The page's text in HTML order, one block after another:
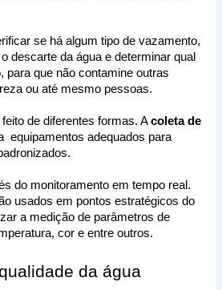
se há algum tipo de vazamento,
descarte da água e determinar qual
para que não contamine outras
ou até mesmo pessoas.
de diferentes formas. A coleta de
equipamentos adequados para
do monitoramento em tempo real.
usados em pontos estratégicos do
a medição de parâmetros de
cor e entre outros.
da água